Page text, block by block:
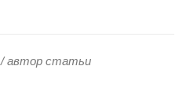
/ автор статьи